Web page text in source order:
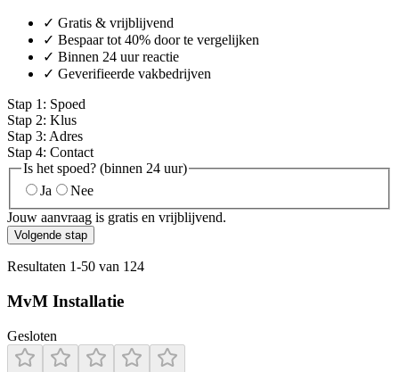
✓ Gratis & vrijblijvend
✓ Bespaar tot 40% door te vergelijken
✓ Binnen 24 uur reactie
✓ Geverifieerde vakbedrijven
Stap 1 : Spoed
Stap 2: Klus
Stap 3: Adres
Stap 4: Contact
Is het spoed? (binnen 24 uur)
Ja
Nee
Jouw aanvraag is gratis en vrijblijvend.
Volgende stap
Resultaten 1-50 van 124
MvM Installatie
Gesloten